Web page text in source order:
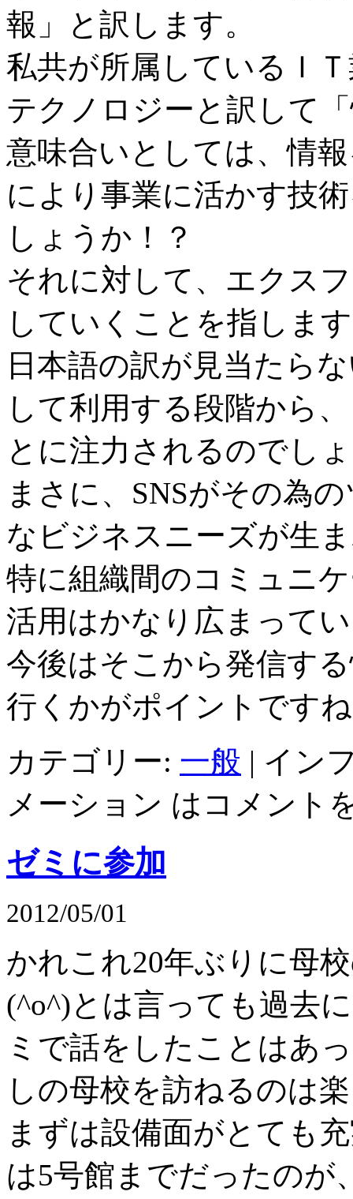
報」と訳します。
私共が所属しているＩ
テクノロジーと訳して
意味合いとしては、情
により事業に活かす技
しょうか！？
それに対して、エクス
していくことを指しま
日本語の訳が見当たら
して利用する段階から
とに注力されるのでし
まさに、SNSがその為
なビジネスニーズが生
特に組織間のコミュニ
活用はかなり広まって
今後はそこから発信す
行くかがポイントです
カテゴリー: 一般 | イン
メーション は コメント
ゼミに参加
2012/05/01
かれこれ20年ぶりに母
(^o^)とは言っても過去
ミで話をしたことはあ
しの母校を訪ねるのは
まずは設備面がとても
は5号館までだったのが